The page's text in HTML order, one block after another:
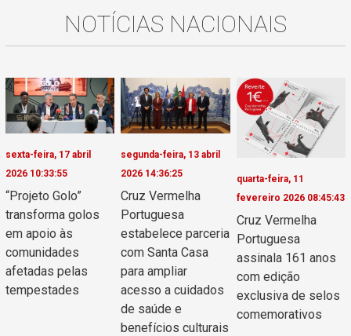
NOTÍCIAS NACIONAIS
sexta-feira, 17 abril
2026 10:33:55
“Projeto Golo”
transforma golos
em apoio às
comunidades
afetadas pelas
tempestades
segunda-feira, 13 abril
2026 14:36:25
Cruz Vermelha
Portuguesa
estabelece parceria
com Santa Casa
para ampliar
acesso a cuidados
de saúde e
benefícios culturais
quarta-feira, 11
fevereiro 2026 08:45:43
Cruz Vermelha
Portuguesa
assinala 161 anos
com edição
exclusiva de selos
comemorativos